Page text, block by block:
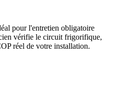
pour l'entretien obligatoire
vérifie le circuit frigorifique,
réel de votre installation.